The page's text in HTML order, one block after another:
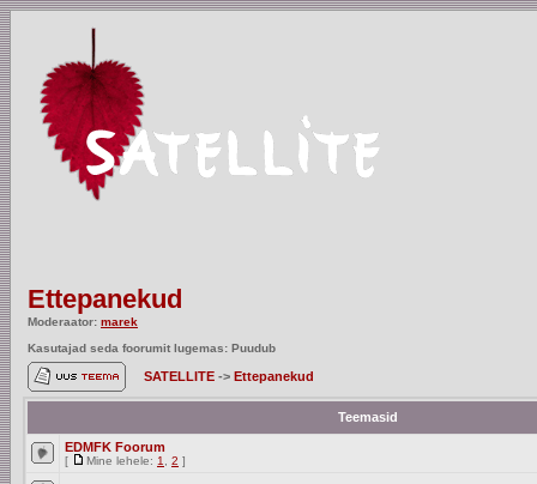
Ettepanekud
Moderaator: marek
Kasutajad seda foorumit lugemas: Puudub
SATELLITE -> Ettepanekud
Teemasid
EDMFK Foorum
[ Mine lehele: 1 2 ]